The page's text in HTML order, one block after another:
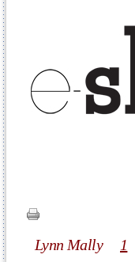
Lynn Mally 1